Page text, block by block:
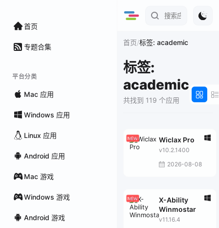
首页
专题合集
平台分类
Mac 应用
Windows 应用
Linux 应用
Android 应用
Mac 游戏
Windows 游戏
Android 游戏
首页/标签: academic
标签:
academic
共找到 119 个应用
Wiclax Pro
v10.2.1400
2026-08-08
X-Ability
Winmostar
v11.16.4